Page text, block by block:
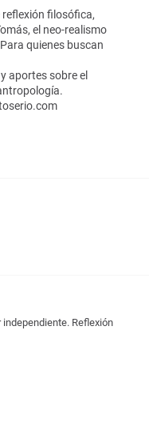
reflexión filosófica,
el neo-realismo
quienes buscan
aportes sobre el
Reflexión